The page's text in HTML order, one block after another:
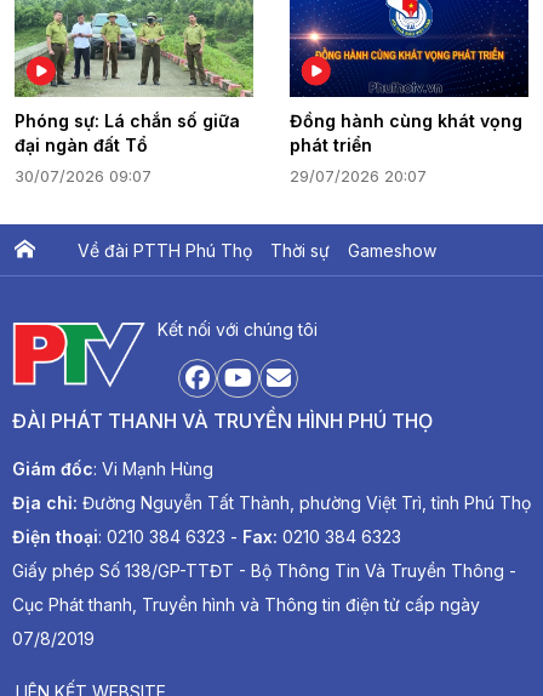
Phóng sự: Lá chắn số giữa
đại ngàn đất Tổ
30/07/2026 09:07
Đồng hành cùng khát vọng
phát triển
29/07/2026 20:07
Về đài PTTH Phú Thọ Thời sự Gameshow
Kết nối với chúng tôi
ĐÀI PHÁT THANH VÀ TRUYỀN HÌNH PHÚ THỌ
Giám đốc: Vi Mạnh Hùng
Địa chỉ: Đường Nguyễn Tất Thành, phường Việt Trì, tỉnh Phú Thọ
Điện thoại: 0210 384 6323 - Fax: 0210 384 6323
Giấy phép Số 138/GP-TTĐT - Bộ Thông Tin Và Truyền Thông -
Cục Phát thanh, Truyền hình và Thông tin điện tử cấp ngày
07/8/2019